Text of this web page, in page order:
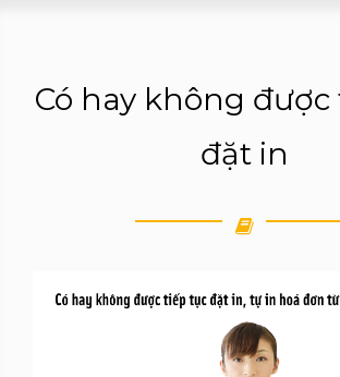
Có hay không
đặt in